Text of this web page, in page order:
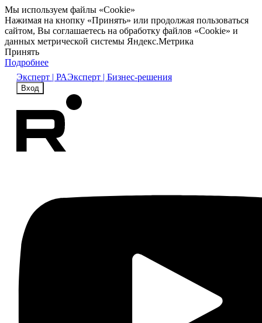
Мы используем файлы «Cookie»
Нажимая на кнопку «Принять» или продолжая пользоваться
сайтом, Вы соглашаетесь на обработку файлов «Cookie» и
данных метрической системы Яндекс.Метрика
Принять
Подробнее
Эксперт | РАЭксперт | Бизнес-решения
Вход